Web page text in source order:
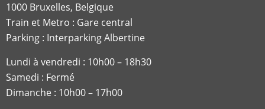
1000 Bruxelles, Belgique
Train et Metro : Gare central
Parking : Interparking Albertine
Lundi à vendredi : 10h00 – 18h30
Samedi : Fermé
Dimanche : 10h00 – 17h00